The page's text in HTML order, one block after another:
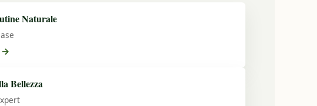
Naturale
→
Bellezza